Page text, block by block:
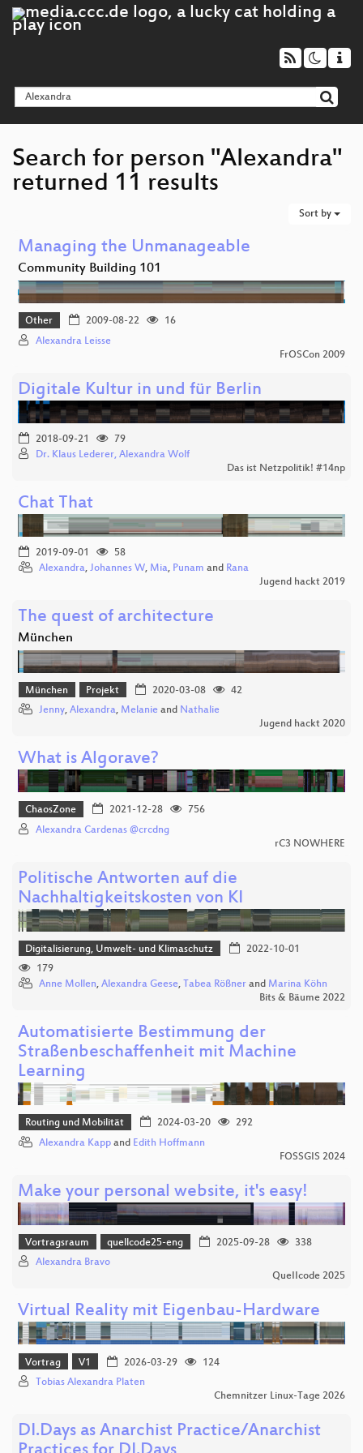
Search for person "Alexandra"
returned 11 results
Sort by
Managing the Unmanageable
Community Building 101
Other 2009-08-22
16
Alexandra Leisse
FrOSCon 2009
Digitale Kultur in und für Berlin
2018-09-21
79
Dr. Klaus Lederer, Alexandra Wolf
Das ist Netzpolitik! #14np
Chat That
2019-09-01
58
Alexandra, Johannes W, Mia, Punam and Rana
Jugend hackt 2019
The quest of architecture
München
München Projekt 2020-03-08
42
Jenny, Alexandra, Melanie and Nathalie
Jugend hackt 2020
What is Algorave?
ChaosZone 2021-12-28
756
Alexandra Cardenas @crcdng
rC3 NOWHERE
Politische Antworten auf die
Nachhaltigkeitskosten von KI
Digitalisierung, Umwelt- und Klimaschutz
2022-10-01
179
Anne Mollen, Alexandra Geese, Tabea Rößner and Marina Köhn
Bits & Bäume 2022
Automatisierte Bestimmung der
Straßenbeschaffenheit mit Machine
Learning
Routing und Mobilität 2024-03-20
292
Alexandra Kapp and Edith Hoffmann
FOSSGIS 2024
Make your personal website, it's easy!
Vortragsraum quellcode25-eng 2025-09-28
338
Alexandra Bravo
QueIIcode 2025
Virtual Reality mit Eigenbau-Hardware
Vortrag V1 2026-03-29
124
Tobias Alexandra Platen
Chemnitzer Linux-Tage 2026
DI.Days as Anarchist Practice/Anarchist